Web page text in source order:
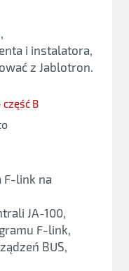
i instalatora,
z Jablotron.
część B
F-link na
JA-100,
F-link,
BUS,